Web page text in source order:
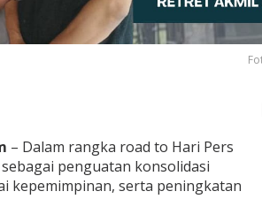
– Dalam rangka road to Hari Pers
penguatan konsolidasi
kepemimpinan, serta peningkatan